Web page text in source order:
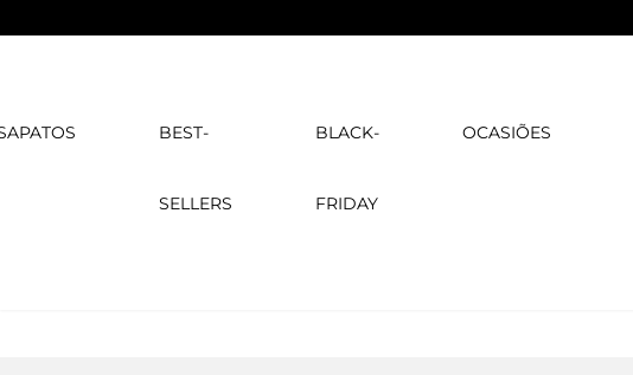
BEST-
SELLERS
BLACK-
FRIDAY
OCASIÕES